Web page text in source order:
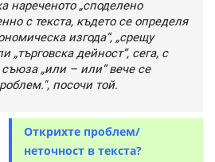
нареченото „споделено
с текста, където се определя
изгода“, „срещу
„търговска дейност“, сега, с
„или – или“ вече се
посочи той.
Открихте проблем/
неточност в текста?